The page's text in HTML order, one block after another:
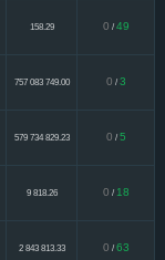
158.29 0 / 49
757 083 749.00 0 / 3
579 734 829.23 0 / 5
9 818.26 0 / 18
2 843 813.33 0 / 63